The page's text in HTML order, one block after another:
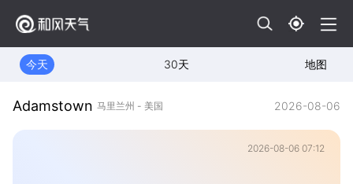
今天 30天 地图
Adamstown 马里兰州 - 美国 2026-08-06
2026-08-06 07:12